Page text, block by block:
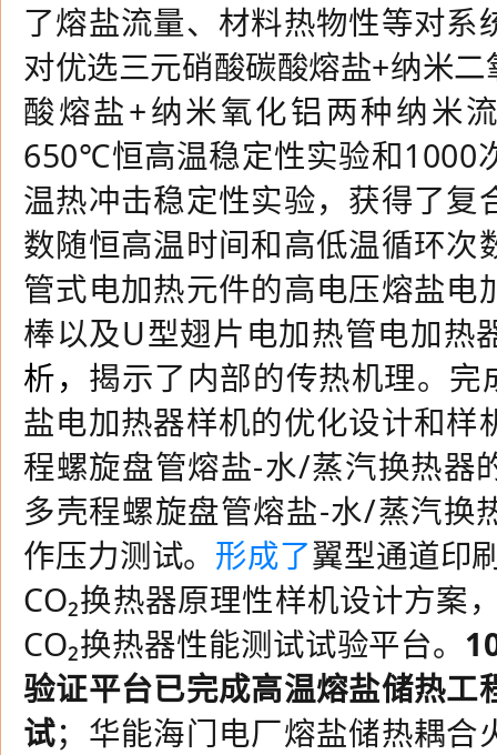
了熔盐流量、材料热物性等对系
对优选三元硝酸碳酸熔盐+纳米二
酸熔盐+纳米氧化铝两种纳米
650℃恒高温稳定性实验和1000
温热冲击稳定性实验，获得了复
数随恒高温时间和高低温循环次
管式电加热元件的高电压熔盐电
棒以及U型翅片电加热管电加热
析， 揭示了内部的传热机理。完
盐电加热器样机的优化设计和样
程螺旋盘管熔盐-水/蒸汽换热器
多壳程螺旋盘管熔盐-水/蒸汽换
作压力测试。 形成了翼型通道印
CO₂换热器原理性样机设计方案
CO₂换热器性能测试试验平台。
验证平台已完成高温熔盐储热工
试；华能海门电厂熔盐储热耦合